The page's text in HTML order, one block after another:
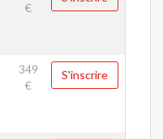
€
349
€
S'inscrire